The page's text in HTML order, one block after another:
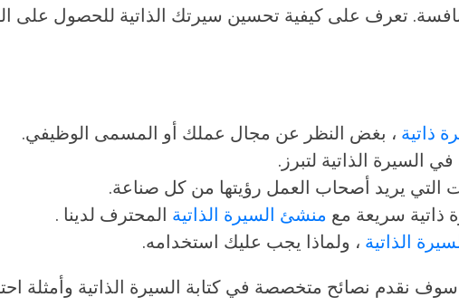
تعرف على كيفية تحسين سيرتك الذاتية للحصول على
ذاتية ، بغض النظر عن مجال عملك أو المسمى الوظيفي.
السيرة الذاتية لتبرز.
التي يريد أصحاب العمل رؤيتها من كل صناعة.
ذاتية سريعة مع منشئ السيرة الذاتية المحترف لدينا .
الذاتية ، ولماذا يجب عليك استخدامه.
سوف نقدم نصائح متخصصة في كتابة السيرة الذاتية وأمثلة